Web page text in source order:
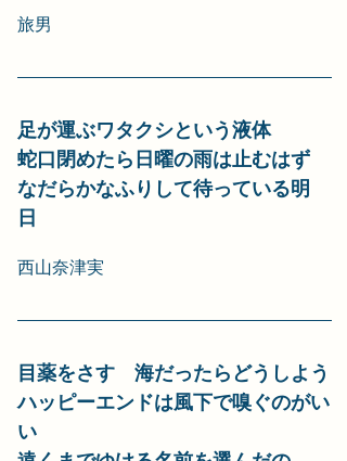
旅男
足が運ぶワタクシという液体
蛇口閉めたら日曜の雨は止むはず
なだらかなふりして待っている明
日
西山奈津実
目薬をさす　海だったらどうしよう
ハッピーエンドは風下で嗅ぐのがい
い